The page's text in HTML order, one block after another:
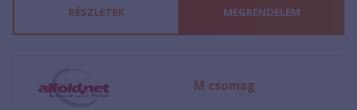
RÉSZLETEK MEGRENDELEM
M csomag